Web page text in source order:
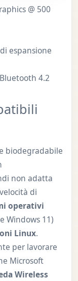
@ 500
espansione
4.2
biodegradabile
non adatta
di
operativi
Windows 11)
Linux.
per lavorare
Microsoft
Wireless